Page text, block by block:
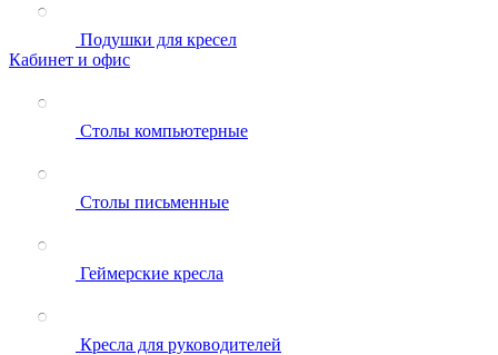
Подушки для кресел
Кабинет и офис
Столы компьютерные
Столы письменные
Геймерские кресла
Кресла для руководителей